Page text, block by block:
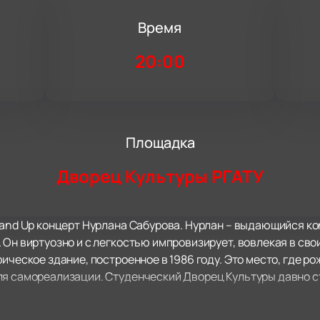
Время
20:00
Площадка
Дворец Культуры РГАТУ
Up концерт Нурлана Сабурова. Нурлан – выдающийся
виртуозно и с легкостью импровизирует, вовлекая в
здание, построенное в 1986 году. Это место, где
самореализации. Студенческий Дворец Культуры давно
Stand Up концерт Нурлана Сабурова, который